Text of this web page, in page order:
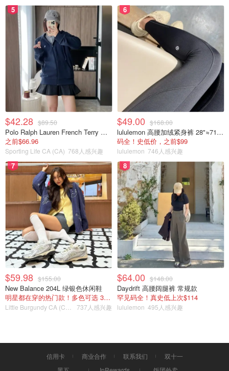
5
$42.28 $89.50
Polo Ralph Lauren French Terry 女童连帽卫衣 7-16码
之前$66.96
Sporting Life CA (CA) 768人感兴趣
6
$49.00 $168.00
lululemon 高腰加绒紧身裤 28"≈71cm 5个口袋
码全！史低价，之前$99
lululemon 746人感兴趣
7
$59.98 $155.00
New Balance 204L 绿银色休闲鞋
明星都在穿的热门款！多色可选 3.8折
737人感兴趣
8
$64.00 $148.00
Daydrift 高腰阔腿裤 常规款
罕见码全！真史低上次$114
lululemon 495人感兴趣
信用卡 商业合作 联系我们
双十一